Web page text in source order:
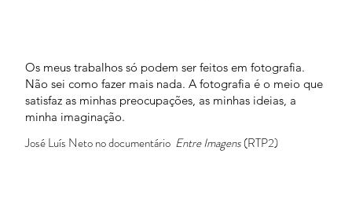
Os meus trabalhos só podem ser feitos em fotografia.
Não sei como fazer mais nada. A fotografia é o meio que
satisfaz as minhas preocupações, as minhas ideias, a
minha imaginação.
José Luís Neto no documentário Entre Imagens(RTP2)